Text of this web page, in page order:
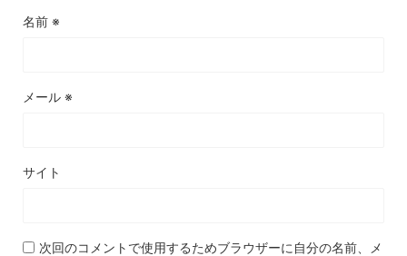
名前 ※
メール ※
サイト
次回のコメントで使用するためブラウザーに自分の名前、メ